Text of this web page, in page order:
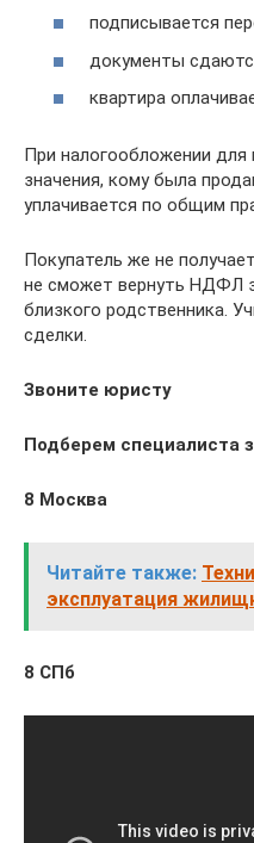
подписывается
документы
квартира
При налогообложении
значения, кому была
уплачивается по общим
Покупатель же не
не сможет вернуть НДФЛ
близкого родственника.
сделки.
Звоните юристу
Подберем специалиста
8 Москва
Читайте также:
эксплуатация
8 СПб